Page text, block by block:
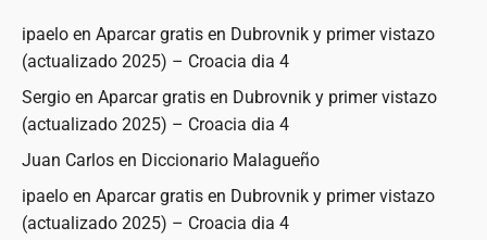
ipaelo en Aparcar gratis en Dubrovnik y primer vistazo
(actualizado 2025) – Croacia dia 4
Sergio en Aparcar gratis en Dubrovnik y primer vistazo
(actualizado 2025) – Croacia dia 4
Juan Carlos en Diccionario Malagueño
ipaelo en Aparcar gratis en Dubrovnik y primer vistazo
(actualizado 2025) – Croacia dia 4